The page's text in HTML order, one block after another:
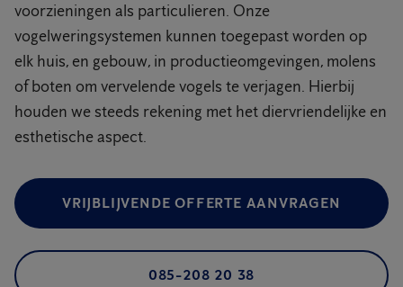
voorzieningen als particulieren. Onze
vogelweringsystemen kunnen toegepast worden op
elk huis, en gebouw, in productieomgevingen, molens
of boten om vervelende vogels te verjagen. Hierbij
houden we steeds rekening met het diervriendelijke en
esthetische aspect.
VRIJBLIJVENDE OFFERTE AANVRAGEN
085-208 20 38